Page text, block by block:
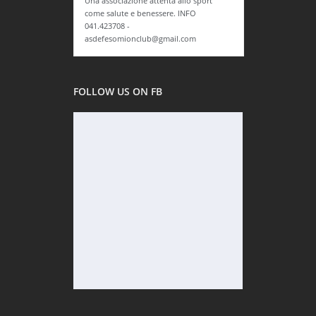
come salute e benessere. INFO
041.423708 -
asdefesomionclub@gmail.com
FOLLOW US ON FB